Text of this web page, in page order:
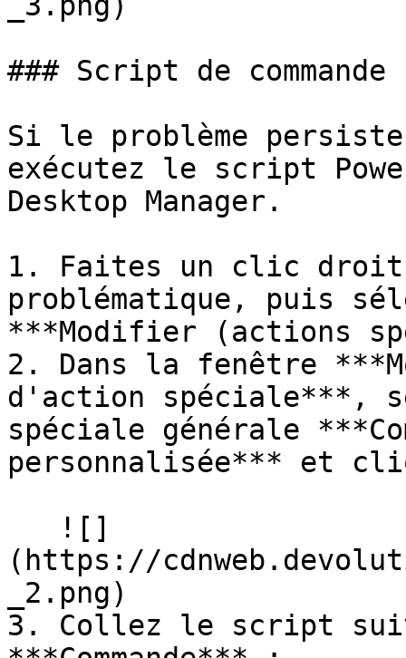
### Script de
Si le problème
exécutez le script
Desktop Manager.
1. Faites un clic
problématique, puis
***Modifier (actions
2. Dans la fenêtre
d'action spéciale***,
spéciale générale
personnalisée*** et
(https://
_2.png)
3. Collez le script